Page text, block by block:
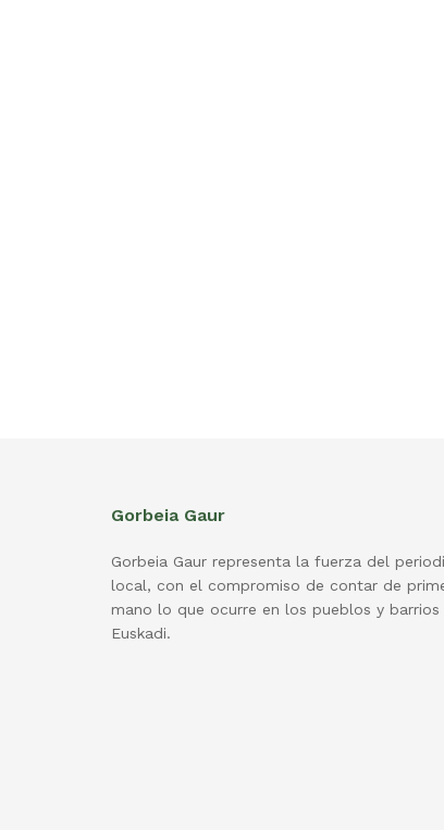
Gorbeia Gaur
Gorbeia Gaur representa la fuerza del
local, con el compromiso de contar de
mano lo que ocurre en los pueblos y barrios
Euskadi.